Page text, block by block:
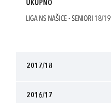
UKUPNO
LIGA NS NAŠICE - SENIORI 18/19
2017/18
2016/17